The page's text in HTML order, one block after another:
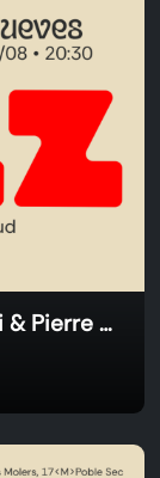
Concierto de Jazz - Dante Sollini & Pierre Arnaud